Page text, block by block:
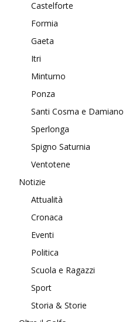
Castelforte
Formia
Gaeta
Itri
Minturno
Ponza
Santi Cosma e Damiano
Sperlonga
Spigno Saturnia
Ventotene
Notizie
Attualità
Cronaca
Eventi
Politica
Scuola e Ragazzi
Sport
Storia & Storie